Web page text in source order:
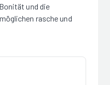
und die
rasche und